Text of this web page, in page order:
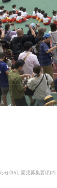
せ(35) 園児募集要項(2)